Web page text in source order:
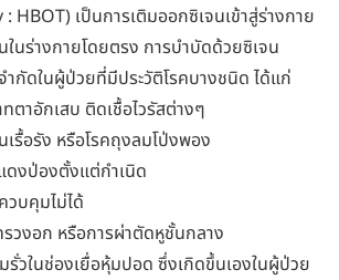
HBOT) เป็นการเติมออกซิเจนเข้าสู่ร่างกาย
นร่างกายโดยตรง การบำบัดด้วยซิเจน
กัดในผู้ป่วยที่มีประวัติโรคบางชนิด ได้แก่
ตาอักเสบ ติดเชื้อไวรัสต่างๆ
รื้อรัง หรือโรคถุงลมโป่งพอง
ดงป่องตั้งแต่กำเนิด
บคุมไม่ได้
วงอก หรือการผ่าตัดหูชั้นกลาง
รั่วในช่องเยื่อหุ้มปอด ซึ่งเกิดขึ้นเองในผู้ป่วย